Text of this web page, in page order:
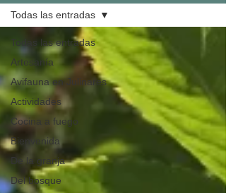
Todas las entradas
Artesanía
Avifauna en Julinares
Actividades
Cocina a fuego
Bienvenida
De la granja
Del bosque
Todas las entradas